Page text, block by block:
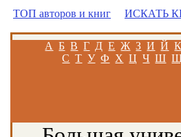
ТОП авторов и книг ИСКАТЬ
А Б В Г Д Е Ж З И Й К
С Т У Ф Х Ц Ч Ш